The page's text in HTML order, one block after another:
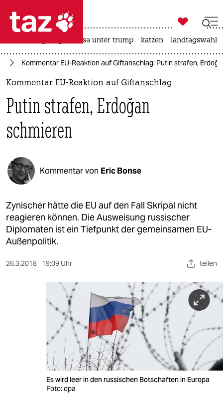
 taz zahl ich
taz zahl ich
politik
öko
gesellschaft
kultur
sport
berlin
nord
wahrheit
veranstaltungen
fragen & hilfe
unterstützen

taz zahl ich
usa unter trump katzen landtagswahl
Kommentar EU-Reaktion auf Giftanschlag: Putin strafen,
Kommentar EU-Reaktion auf Giftanschlag
Putin strafen, Erdoğan
schmieren
Kommentar von Eric Bonse
Zynischer hätte die EU auf den Fall Skripal nicht
reagieren können. Die Ausweisung russischer
Diplomaten ist ein Tiefpunkt der gemeinsamen EU-
Außenpolitik.
26.3.2018 19:09 Uhr teilen
Es wird leer in den russischen Botschaften in Europa
Foto: dpa